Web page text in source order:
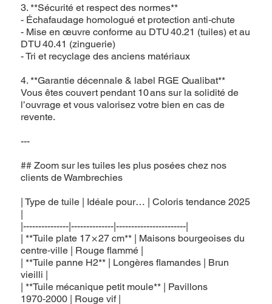
3. **Sécurité et respect des normes**
- Échafaudage homologué et protection anti‑chute
- Mise en œuvre conforme au DTU 40.21 (tuiles) et au
DTU 40.41 (zinguerie)
- Tri et recyclage des anciens matériaux
4. **Garantie décennale & label RGE Qualibat**
Vous êtes couvert pendant 10 ans sur la solidité de
l’ouvrage et vous valorisez votre bien en cas de
revente.
---
## Zoom sur les tuiles les plus posées chez nos
clients de Wambrechies
| Type de tuile | Idéale pour… | Coloris tendance 2025
|---------------|--------------|-----------------------|
| **Tuile plate 17 × 27 cm** | Maisons bourgeoises du
centre‑ville | Rouge flammé |
| **Tuile panne H2** | Longères flamandes | Brun
vieilli |
| **Tuile mécanique petit moule** | Pavillons
1970‑2000 | Rouge vif |